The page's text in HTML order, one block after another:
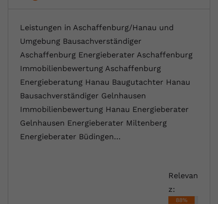
Leistungen in Aschaffenburg/Hanau und
Umgebung Bausachverständiger
Aschaffenburg Energieberater Aschaffenburg
Immobilienbewertung Aschaffenburg
Energieberatung Hanau Baugutachter Hanau
Bausachverständiger Gelnhausen
Immobilienbewertung Hanau Energieberater
Gelnhausen Energieberater Miltenberg
Energieberater Büdingen…
Relevan
z:
88%